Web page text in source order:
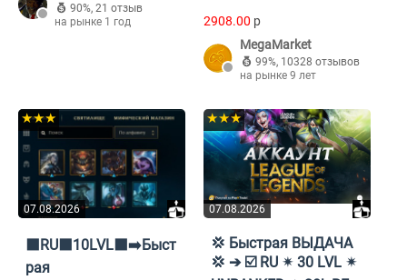
90%, 21 отзыв
на рынке 1 год
2908.00 p
MegaMarket
99%, 10328 отзывов
на рынке 9 лет
07.08.2026
★★★
⬛RU⬛10LVL⬛➡️Быст
рая
07.08.2026
★★★
💢 Быстрая ВЫДАЧА
💢 ➔ ☑️ RU ✴ 30 LVL ✴